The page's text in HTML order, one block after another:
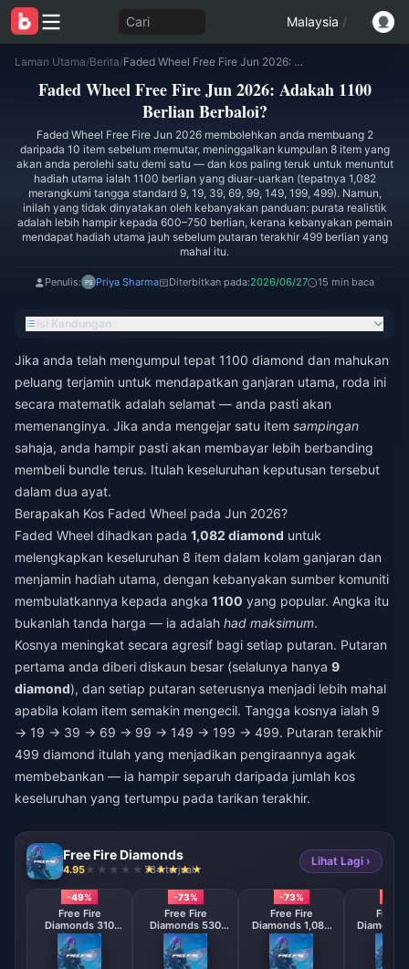
Cari Malaysia /
Laman Utama/Berita/ Faded Wheel Free Fire Jun 2026: Adakah 1100 Berlian Berbaloi?
Faded Wheel Free Fire Jun 2026: Adakah 1100
Berlian Berbaloi?
Faded Wheel Free Fire Jun 2026 membolehkan anda membuang 2
daripada 10 item sebelum memutar, meninggalkan kumpulan 8 item yang
akan anda perolehi satu demi satu — dan kos paling teruk untuk menuntut
hadiah utama ialah 1100 berlian yang diuar-uarkan (tepatnya 1,082
merangkumi tangga standard 9, 19, 39, 69, 99, 149, 199, 499). Namun,
inilah yang tidak dinyatakan oleh kebanyakan panduan: purata realistik
adalah lebih hampir kepada 600–750 berlian, kerana kebanyakan pemain
mendapat hadiah utama jauh sebelum putaran terakhir 499 berlian yang
mahal itu.
Penulis: Priya Sharma Diterbitkan pada:2026/06/27 15 min baca
Isi Kandungan
Jika anda telah mengumpul tepat 1100 diamond dan mahukan
peluang terjamin untuk mendapatkan ganjaran utama, roda ini
secara matematik adalah selamat — anda pasti akan
memenanginya. Jika anda mengejar satu item sampingan
sahaja, anda hampir pasti akan membayar lebih berbanding
membeli bundle terus. Itulah keseluruhan keputusan tersebut
dalam dua ayat.
Berapakah Kos Faded Wheel pada Jun 2026?
Faded Wheel dihadkan pada 1,082 diamond untuk
melengkapkan keseluruhan 8 item dalam kolam ganjaran dan
menjamin hadiah utama, dengan kebanyakan sumber komuniti
membulatkannya kepada angka 1100 yang popular. Angka itu
bukanlah tanda harga — ia adalah had maksimum.
Kosnya meningkat secara agresif bagi setiap putaran. Putaran
pertama anda diberi diskaun besar (selalunya hanya 9
diamond), dan setiap putaran seterusnya menjadi lebih mahal
apabila kolam item semakin mengecil. Tangga kosnya ialah 9
→ 19 → 39 → 69 → 99 → 149 → 199 → 499. Putaran terakhir
499 diamond itulah yang menjadikan pengiraannya agak
membebankan — ia hampir separuh daripada jumlah kos
keseluruhan yang tertumpu pada tarikan terakhir.
Free Fire Diamonds
4.95 734 terjual
Lihat Lagi ›
-49%
Free Fire
Diamonds 310
Diamonds
-73%
Free Fire
Diamonds 530
Diamonds
【Middle East
region optional】
-73%
Free Fire
Diamonds 1,080
Diamonds
【Middle East
region optional】
Free
【
region